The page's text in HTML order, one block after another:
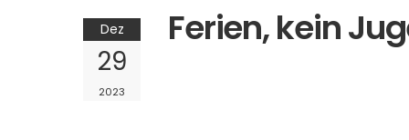
Ferien, kein
Dez
29
2023